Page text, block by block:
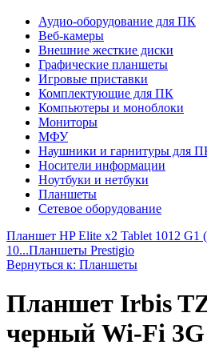
Аудио-оборудование для ПК
Веб-камеры
Внешние жесткие диски
Графические планшеты
Игровые приставки
Комплектующие для ПК
Компьютеры и моноблоки
Мониторы
МФУ
Наушники и гарнитуры для
Носители информации
Ноутбуки и нетбуки
Планшеты
Сетевое оборудование
Планшет HP Elite x2 Tablet 1012 G1
10...Планшеты Prestigio
Вернуться к: Планшеты
Планшет Irbis
черный Wi-Fi